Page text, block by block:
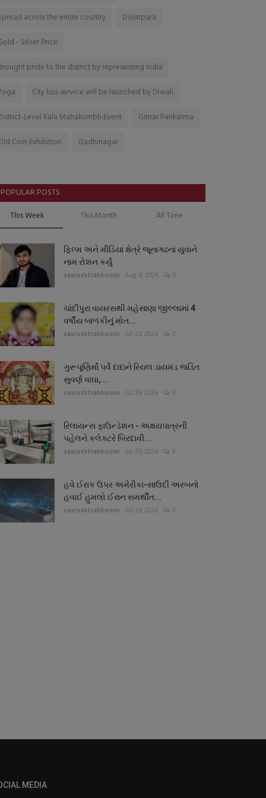
across the entire country
Dolatpara
- Silver Price
pride to the district by representing India
City bus service will be launched by Diwali
Level Kala Mahakumbh Event
Girnar Parikarma
Coin Exhibition
Gadhinagar
POPULAR POSTS
This Week This Month All Time
ફિલ્મ અને મીડિયા ક્ષેત્રે જૂનાગઢનાં યુવાને
નામ રોશન કર્યું
saurashtrabhoomi Aug 4, 2026 0
ચાંદીપુરા વાયરસથી મહેસાણા જીલ્લામાં 4
વર્ષીય બાળકીનું મોત...
saurashtrabhoomi Jul 29, 2026 0
ગુરૂપૂણિર્માં પર્વે દાદાને રિયલ ડાયમંડ જડિત
સુવર્ણ વાઘા,...
saurashtrabhoomi Jul 29, 2026 0
રિલાયન્સ ફાઉન્ડેશન - અક્ષયપાત્રની
પહેલને કલેક્ટરે બિરદાવી...
saurashtrabhoomi Jul 29, 2026 0
હવે ઈરાક ઉપર અમેરીકા-સાઉદી અરબનો
હવાઈ હુમલો ઈરાન સમર્થીત...
saurashtrabhoomi Jul 29, 2026 0
MEDIA